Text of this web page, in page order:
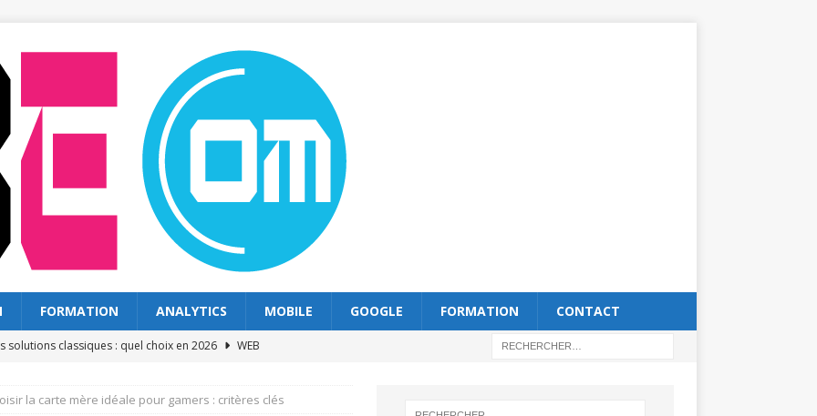
FORMATION ANALYTICS MOBILE GOOGLE FORMATION CONTACT
solutions classiques : quel choix en 2026
WEB
pour la réception des courriers en entreprise
EMAIL
la carte mère idéale pour gamers : critères clés